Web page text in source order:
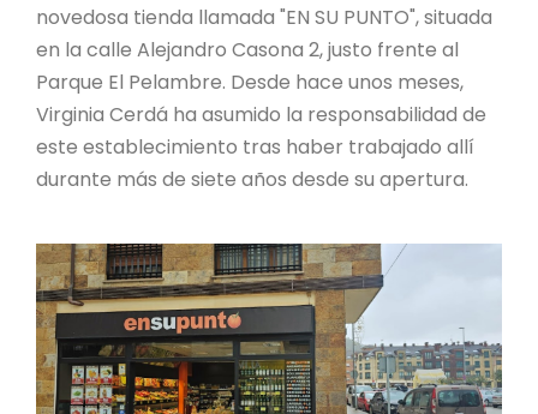
novedosa tienda llamada "EN SU PUNTO", situada
en la calle Alejandro Casona 2, justo frente al
Parque El Pelambre. Desde hace unos meses,
Virginia Cerdá ha asumido la responsabilidad de
este establecimiento tras haber trabajado allí
durante más de siete años desde su apertura.